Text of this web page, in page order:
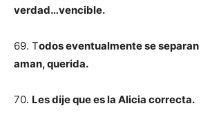
verdad…vencible.
69. Todos eventualmente se separan
aman, querida.
70. Les dije que es la Alicia correcta.